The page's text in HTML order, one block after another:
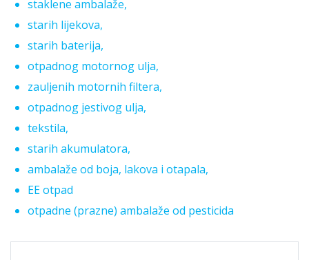
staklene ambalaže,
starih lijekova,
starih baterija,
otpadnog motornog ulja,
zauljenih motornih filtera,
otpadnog jestivog ulja,
tekstila,
starih akumulatora,
ambalaže od boja, lakova i otapala,
EE otpad
otpadne (prazne) ambalaže od pesticida